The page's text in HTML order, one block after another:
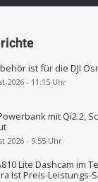
ist für die DJI
2026 - 11:15 Uhr
mit Qi2.2,
2026 - 9:55 Uhr
Lite Dashcam im
ist Preis-Leistungs-